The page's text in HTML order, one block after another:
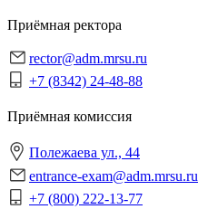
Приёмная ректора
rector@adm.mrsu.ru
+7 (8342) 24-48-88
Приёмная комиссия
Полежаева ул., 44
entrance-exam@adm.mrsu.ru
+7 (800) 222-13-77